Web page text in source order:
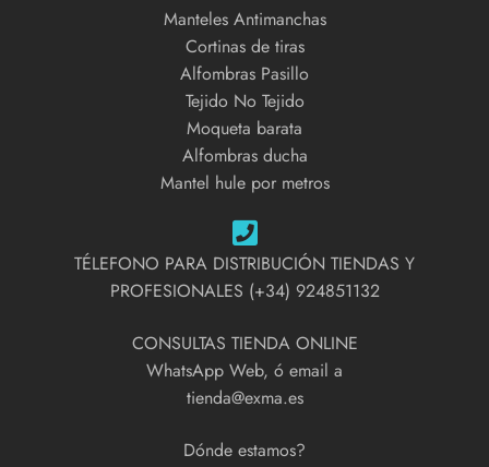
Manteles Antimanchas
Cortinas de tiras
Alfombras Pasillo
Tejido No Tejido
Moqueta barata
Alfombras ducha
Mantel hule por metros
TÉLEFONO PARA DISTRIBUCIÓN TIENDAS Y
PROFESIONALES (+34) 924851132
CONSULTAS TIENDA ONLINE
WhatsApp Web, ó email a
tienda@exma.es
Dónde estamos?